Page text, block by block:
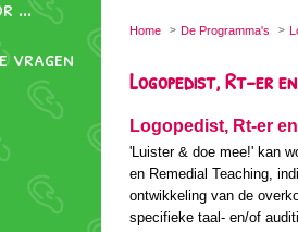
'Luister & doe mee!' kan
en Remedial Teaching,
ontwikkeling van de
specifieke taal- en/of